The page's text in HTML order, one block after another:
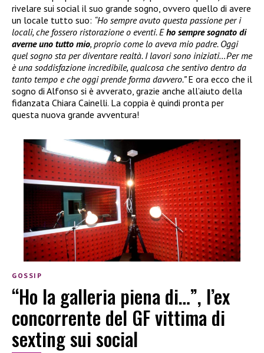
rivelare sui social il suo grande sogno, ovvero quello di avere
un locale tutto suo: “Ho sempre avuto questa passione per i
locali, che fossero ristorazione o eventi. Eho sempre sognato di
averne uno tutto mio, proprio come lo aveva mio padre. Oggi
quel sogno sta per diventare realtà. I lavori sono iniziati…Per me
è una soddisfazione incredibile, qualcosa che sentivo dentro da
tanto tempo e che oggi prende forma davvero.”E ora ecco che il
sogno di Alfonso si è avverato, grazie anche all’aiuto della
fidanzata Chiara Cainelli. La coppia è quindi pronta per
questa nuova grande avventura!
GOSSIP
“Ho la galleria piena di…”, l’ex
concorrente del GF vittima di
sexting sui social